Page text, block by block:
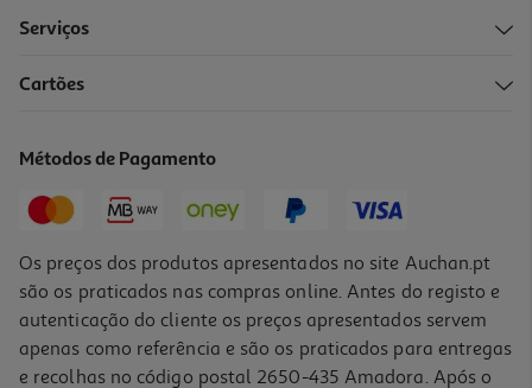
Serviços
Cartões
Métodos de Pagamento
Os preços dos produtos apresentados no site Auchan.pt
são os praticados nas compras online. Antes do registo e
autenticação do cliente os preços apresentados servem
apenas como referência e são os praticados para entregas
e recolhas no código postal 2650-435 Amadora. Após o